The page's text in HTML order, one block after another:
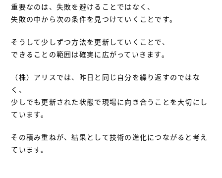
重要なのは、失敗を避けることではなく、
失敗の中から次の条件を見つけていくことです。
そうして少しずつ方法を更新していくことで、
できることの範囲は確実に広がっていきます。
（株）アリスでは、昨日と同じ自分を繰り返すのではな
く、
少しでも更新された状態で現場に向き合うことを大切にし
ています。
その積み重ねが、結果として技術の進化につながると考え
ています。